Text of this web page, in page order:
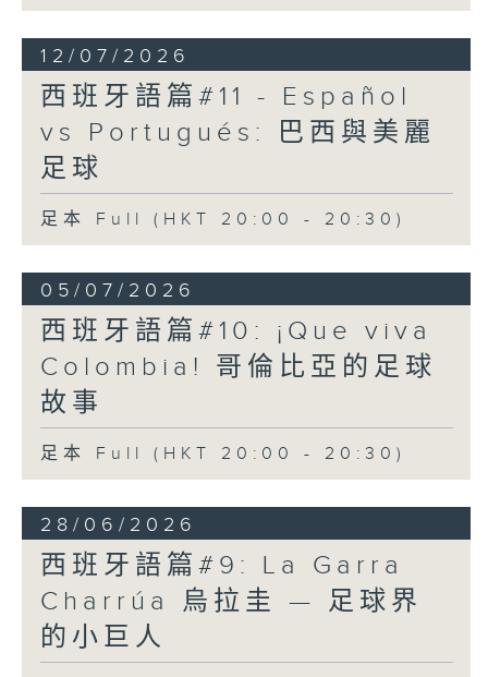
12/07/2026
西班牙語篇#11 - Español
vs Portugués: 巴西與美麗
足球
足本 Full (HKT 20:00 - 20:30)
05/07/2026
西班牙語篇#10: ¡Que viva
Colombia! 哥倫比亞的足球
故事
足本 Full (HKT 20:00 - 20:30)
28/06/2026
西班牙語篇#9: La Garra
Charrúa 烏拉圭 — 足球界
的小巨人